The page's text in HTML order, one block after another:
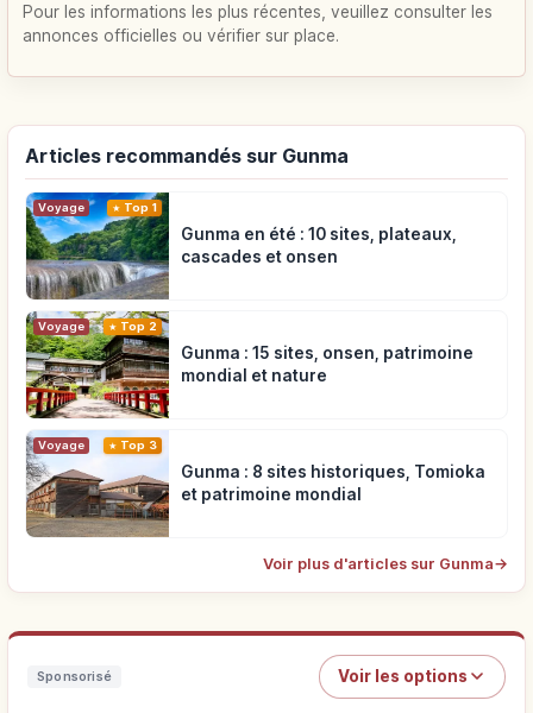
Pour les informations les plus récentes, veuillez consulter les
annonces officielles ou vérifier sur place.
Articles recommandés sur Gunma
Voyage Top 1
Gunma en été : 10 sites, plateaux,
cascades et onsen
Voyage Top 2
Gunma : 15 sites, onsen, patrimoine
mondial et nature
Voyage Top 3
Gunma : 8 sites historiques, Tomioka
et patrimoine mondial
Voir plus d'articles sur Gunma→
Sponsorisé Voir les options